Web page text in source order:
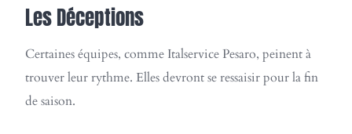
Les Déceptions
Certaines équipes, comme Italservice Pesaro, peinent à
trouver leur rythme. Elles devront se ressaisir pour la fin
de saison.